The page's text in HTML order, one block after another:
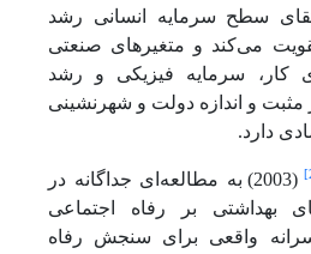
سطح سرمایه انسانی رشد
می‌کند و متغیرهای صنعتی
کار، سرمایه فیزیکی و رشد
مثبت و اندازه دولت و شهرنشینی
دارد.
(2003) به مطالعه‌ای جداگانه در
بهداشتی بر رفاه اجتماعی
سرانه واقعی برای سنجش رفاه